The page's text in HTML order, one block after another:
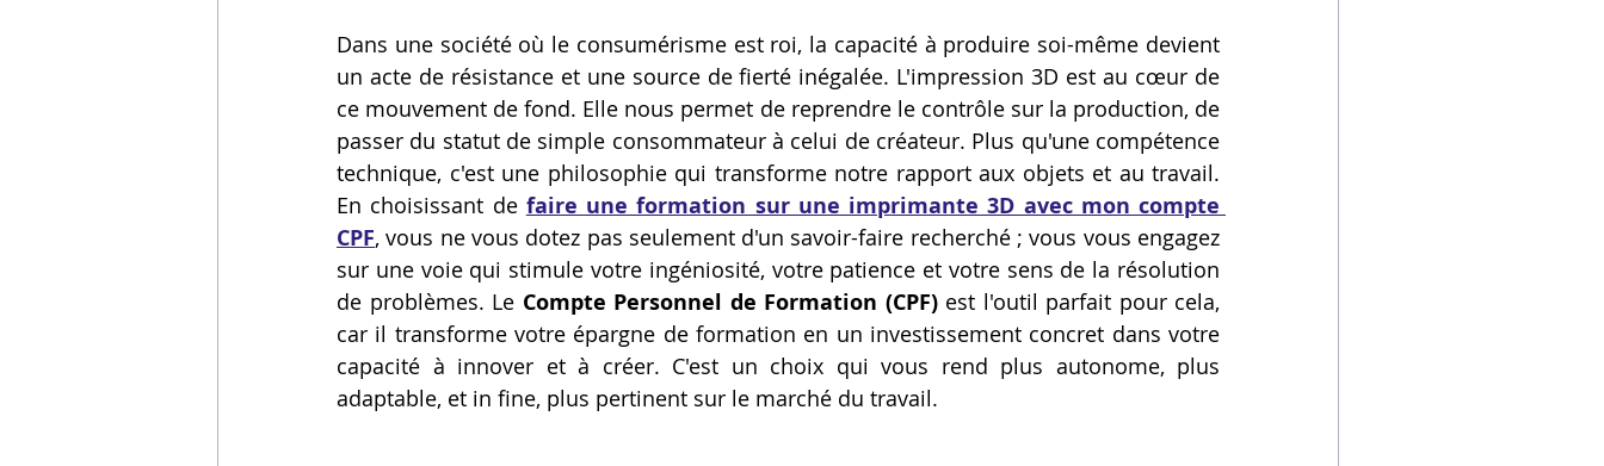
Vidéos sur l'impression 3D, Artillery M1 pro Creality HI combo Filament PETG
Formation impresssion 3D formation CPF
Dans une société où le consumérisme est roi, la capacité à produire soi-même devient
un acte de résistance et une source de fierté inégalée. L'impression 3D est au cœur de
ce mouvement de fond. Elle nous permet de reprendre le contrôle sur la production, de
passer du statut de simple consommateur à celui de créateur. Plus qu'une compétence
technique, c'est une philosophie qui transforme notre rapport aux objets et au travail.
En choisissant de faire une formation sur une imprimante 3D avec mon compte
CPF, vous ne vous dotez pas seulement d'un savoir-faire recherché ; vous vous engagez
sur une voie qui stimule votre ingéniosité, votre patience et votre sens de la résolution
de problèmes. Le Compte Personnel de Formation (CPF) est l'outil parfait pour cela,
car il transforme votre épargne de formation en un investissement concret dans votre
capacité à innover et à créer. C'est un choix qui vous rend plus autonome, plus
adaptable, et in fine, plus pertinent sur le marché du travail.